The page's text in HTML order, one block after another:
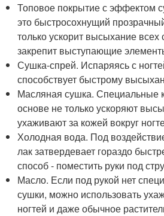
Топовое покрытие с эффектом
это быстросохнущий
только ускорит высыхание всех
закрепит выступающие
Сушка-спрей. Испаряясь с
способствует быстрому
Масляная сушка. Специальные
основе не только ускоряют
ухаживают за кожей вокруг
Холодная вода. Под
лак затвердевает гораздо
способ - поместить руки под
Масло. Если под рукой нет
сушки, можно использовать
ногтей и даже обычное